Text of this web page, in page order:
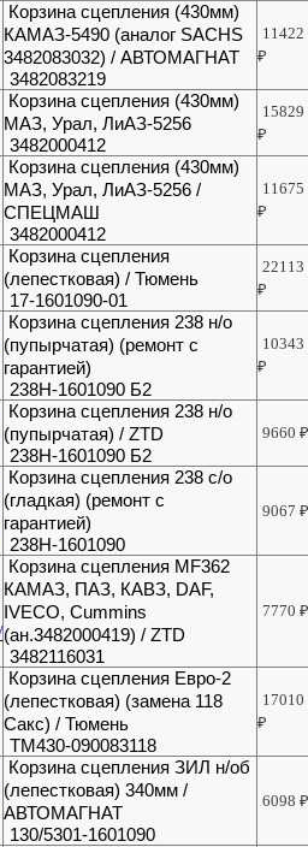
Корзина сцепления (430мм)
КАМАЗ-5490 (аналог SACHS
3482083032) / АВТОМАГНАТ
3482083219
11422
₽
Корзина сцепления (430мм)
МАЗ, Урал, ЛиАЗ-5256
3482000412
15829
₽
Корзина сцепления (430мм)
МАЗ, Урал, ЛиАЗ-5256 /
СПЕЦМАШ
3482000412
11675
₽
Корзина сцепления
(лепестковая) / Тюмень
17-1601090-01
22113
₽
Корзина сцепления 238 н/о
(пупырчатая) (ремонт с
гарантией)
238Н-1601090 Б2
10343
₽
Корзина сцепления 238 н/о
(пупырчатая) / ZTD
238Н-1601090 Б2
9660
Корзина сцепления 238 с/о
(гладкая) (ремонт с
гарантией)
238Н-1601090
9067
Корзина сцепления MF362
КАМАЗ, ПАЗ, КАВЗ, DAF,
IVECO, Cummins
(ан.3482000419) / ZTD
3482116031
7770
Корзина сцепления Евро-2
(лепестковая) (замена 118
Сакс) / Тюмень
ТМ430-090083118
17010
₽
Корзина сцепления ЗИЛ н/об
(лепестковая) 340мм /
АВТОМАГНАТ
130/5301-1601090
6098